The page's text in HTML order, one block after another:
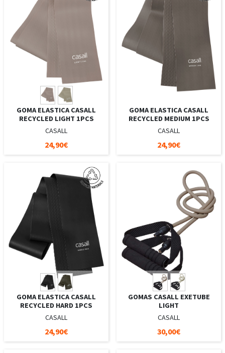
GOMA ELASTICA CASALL
RECYCLED LIGHT 1PCS
CASALL
24,90€
GOMA ELASTICA CASALL
RECYCLED MEDIUM 1PCS
CASALL
24,90€
GOMA ELASTICA CASALL
RECYCLED HARD 1PCS
CASALL
24,90€
GOMAS CASALL EXETUBE
LIGHT
CASALL
30,00€